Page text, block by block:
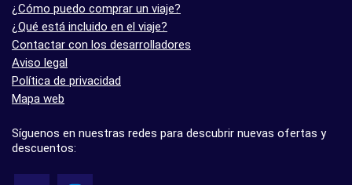
¿Cómo puedo comprar un viaje?
¿Qué está incluido en el viaje?
Contactar con los desarrolladores
Aviso legal
Política de privacidad
Mapa web
Síguenos en nuestras redes para descubrir nuevas ofertas y
descuentos: